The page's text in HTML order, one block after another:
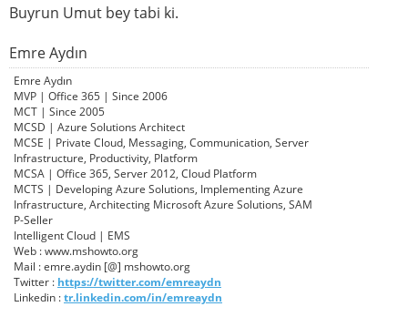
Buyrun Umut bey tabi ki.
Emre Aydın
Emre Aydın
MVP | Office 365 | Since 2006
MCT | Since 2005
MCSD | Azure Solutions Architect
MCSE | Private Cloud, Messaging, Communication, Server
Infrastructure, Productivity, Platform
MCSA | Office 365, Server 2012, Cloud Platform
MCTS | Developing Azure Solutions, Implementing Azure
Infrastructure, Architecting Microsoft Azure Solutions, SAM
P-Seller
Intelligent Cloud | EMS
Web : www.mshowto.org
Mail : emre.aydin [@] mshowto.org
Twitter : https://twitter.com/emreaydn
Linkedin :tr.linkedin.com/in/emreaydn